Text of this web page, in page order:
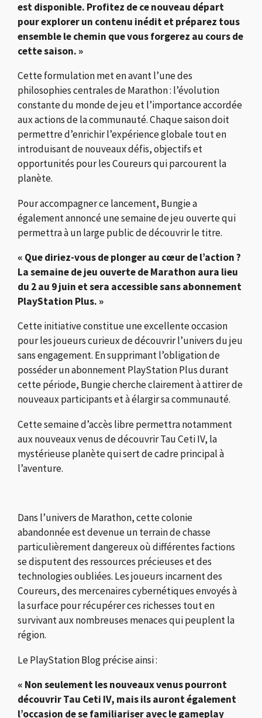
est disponible. Profitez de ce nouveau départ
pour explorer un contenu inédit et préparez tous
ensemble le chemin que vous forgerez au cours de
cette saison. »
Cette formulation met en avant l’une des
philosophies centrales de Marathon : l’évolution
constante du monde de jeu et l’importance accordée
aux actions de la communauté. Chaque saison doit
permettre d’enrichir l’expérience globale tout en
introduisant de nouveaux défis, objectifs et
opportunités pour les Coureurs qui parcourent la
planète.
Pour accompagner ce lancement, Bungie a
également annoncé une semaine de jeu ouverte qui
permettra à un large public de découvrir le titre.
« Que diriez-vous de plonger au cœur de l’action ?
La semaine de jeu ouverte de Marathon aura lieu
du 2 au 9 juin et sera accessible sans abonnement
PlayStation Plus. »
Cette initiative constitue une excellente occasion
pour les joueurs curieux de découvrir l’univers du jeu
sans engagement. En supprimant l’obligation de
posséder un abonnement PlayStation Plus durant
cette période, Bungie cherche clairement à attirer de
nouveaux participants et à élargir sa communauté.
Cette semaine d’accès libre permettra notamment
aux nouveaux venus de découvrir Tau Ceti IV, la
mystérieuse planète qui sert de cadre principal à
l’aventure.
Dans l’univers de Marathon, cette colonie
abandonnée est devenue un terrain de chasse
particulièrement dangereux où différentes factions
se disputent des ressources précieuses et des
technologies oubliées. Les joueurs incarnent des
Coureurs, des mercenaires cybernétiques envoyés à
la surface pour récupérer ces richesses tout en
survivant aux nombreuses menaces qui peuplent la
région.
Le PlayStation Blog précise ainsi :
« Non seulement les nouveaux venus pourront
découvrir Tau Ceti IV, mais ils auront également
l’occasion de se familiariser avec le gameplay